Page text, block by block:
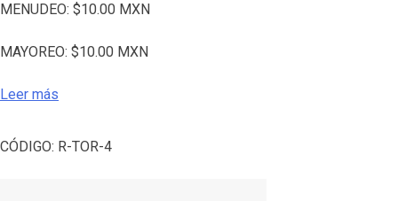
MENUDEO: $10.00 MXN
MAYOREO: $10.00 MXN
Leer más
CÓDIGO: R-TOR-4